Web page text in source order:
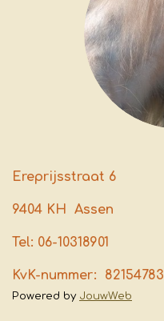
Ereprijsstraat 6
9404 KH Assen
Tel: 06-10318901
KvK-nummer: 82154783
Powered by JouwWeb